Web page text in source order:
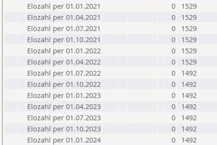
Elozahl per 01.01.2021
0
1529
Elozahl per 01.04.2021
0
1529
Elozahl per 01.07.2021
0
1529
Elozahl per 01.10.2021
0
1529
Elozahl per 01.01.2022
0
1529
Elozahl per 01.04.2022
0
1529
Elozahl per 01.07.2022
0
1492
Elozahl per 01.10.2022
0
1492
Elozahl per 01.01.2023
0
1492
Elozahl per 01.04.2023
0
1492
Elozahl per 01.07.2023
0
1492
Elozahl per 01.10.2023
0
1492
Elozahl per 01.01.2024
0
1492